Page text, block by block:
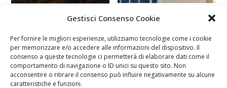
Gestisci Consenso Cookie
Per fornire le migliori esperienze, utilizziamo tecnologie come i cookie
per memorizzare e/o accedere alle informazioni del dispositivo. Il
consenso a queste tecnologie ci permetterà di elaborare dati come il
comportamento di navigazione o ID unici su questo sito. Non
acconsentire o ritirare il consenso può influire negativamente su alcune
caratteristiche e funzioni.